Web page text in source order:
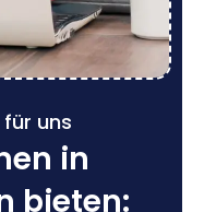
uns
in
bieten: